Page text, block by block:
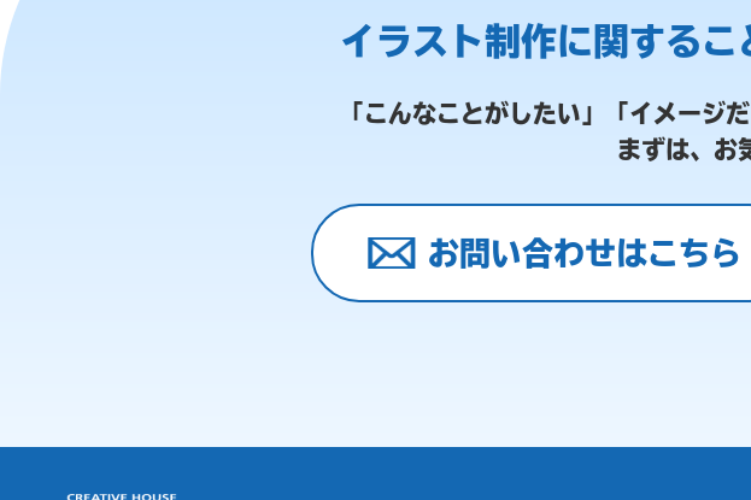
イラスト制作に関するこ
「こんなことがしたい」「イメージ
まずは、お
お問い合わせはこちら